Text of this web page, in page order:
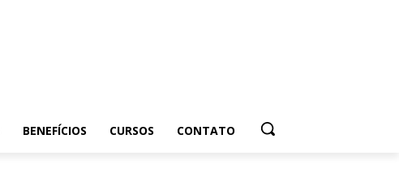
BENEFÍCIOS CURSOS CONTATO